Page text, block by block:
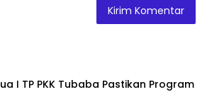
I TP PKK Tubaba Pastikan Program